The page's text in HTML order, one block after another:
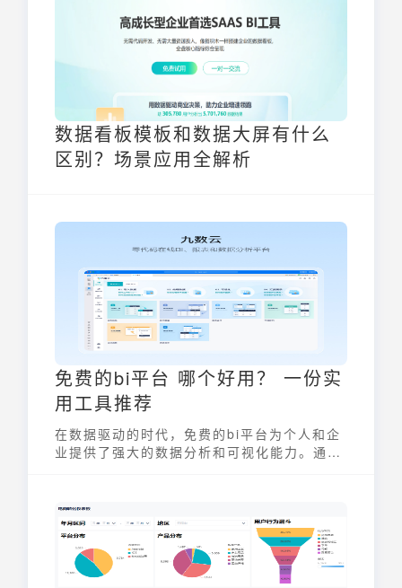
业发展提供有力的数据支撑。
数据看板模板和数据大屏有什么
区别？场景应用全解析
免费的bi平台 哪个好用？ 一份实
用工具推荐
在数据驱动的时代，免费的bi平台为个人和企
业提供了强大的数据分析和可视化能力。通过
况并做出明智的决策。虽然功能上存在一定的
限制，但对于预算有限或者只需要基础BI功能
的用户来说，免费的bi平台无疑是一个经济实
惠的选择。它们降低了数据分析的门槛，让更
多人能够从数据中挖掘价值。